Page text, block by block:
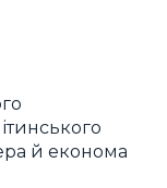
й економа